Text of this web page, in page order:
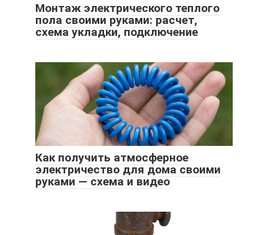
Монтаж электрического теплого
пола своими руками: расчет,
схема укладки, подключение
Как получить атмосферное
электричество для дома своими
руками — схема и видео